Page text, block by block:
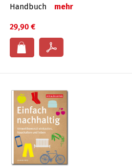
Handbuch
mehr
29,90 €